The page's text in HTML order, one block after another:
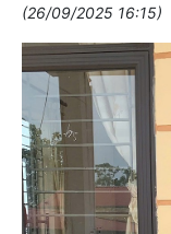
(26/09/2025 16:15)